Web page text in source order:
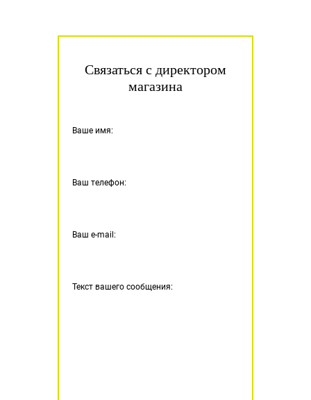
Связаться с директором
магазина
Ваше имя:
Ваш телефон:
Ваш e-mail:
Текст вашего сообщения: